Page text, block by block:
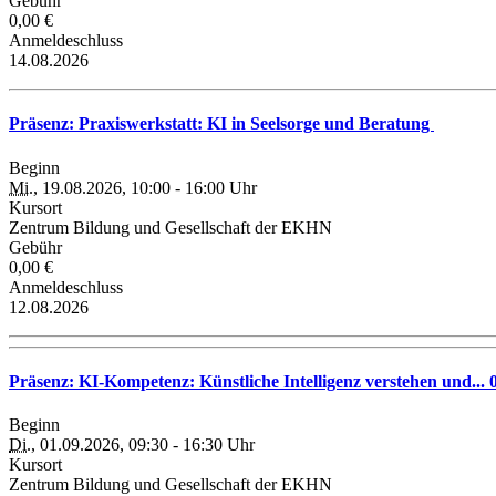
0,00 €
Anmeldeschluss
14.08.2026
Präsenz: Praxiswerkstatt: KI in Seelsorge und Beratung
Beginn
Mi., 19.08.2026, 10:00 - 16:00 Uhr
Kursort
Zentrum Bildung und Gesellschaft der EKHN
Gebühr
0,00 €
Anmeldeschluss
12.08.2026
Präsenz: KI-Kompetenz: Künstliche Intelligenz verstehen und...
Beginn
Di., 01.09.2026, 09:30 - 16:30 Uhr
Kursort
Zentrum Bildung und Gesellschaft der EKHN